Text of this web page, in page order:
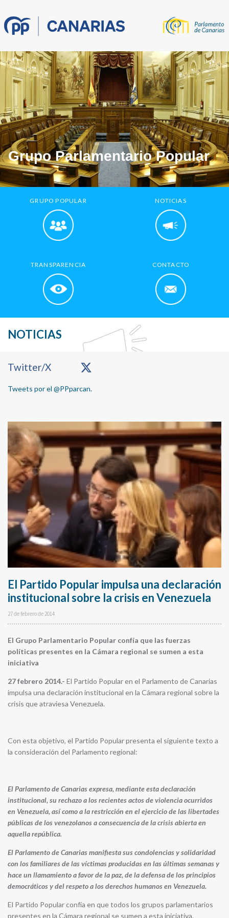
Grupo Parlamentario Popular
GRUPO POPULAR NOTICIAS
TRANSPARENCIA CONTACTO
NOTICIAS
El Partido Popular impulsa una declaración
institucional sobre la crisis en Venezuela
27 de febrero de 2014
El Grupo Parlamentario Popular confía que las fuerzas
políticas presentes en la Cámara regional se sumen a esta
iniciativa
27 febrero 2014.- El Partido Popular en el Parlamento de Canarias
impulsa una declaración institucional en la Cámara regional sobre la
crisis que atraviesa Venezuela.
Con esta objetivo, el Partido Popular presenta el siguiente texto a
la consideración del Parlamento regional:
El Parlamento de Canarias expresa, mediante esta declaración
institucional, su rechazo a los recientes actos de violencia ocurridos
en Venezuela, así como a la restricción en el ejercicio de las libertades
públicas de los venezolanos a consecuencia de la crisis abierta en
aquella república.
El Parlamento de Canarias manifiesta sus condolencias y solidaridad
con los familiares de las víctimas producidas en las últimas semanas y
hace un llamamiento a favor de la paz, de la defensa de los principios
democráticos y del respeto a los derechos humanos en Venezuela.
El Partido Popular confía en que todos los grupos parlamentarios
presentes en la Cámara regional se sumen a esta iniciativa.
Primary
Twitter/X
Tweets por el @PPparcan.